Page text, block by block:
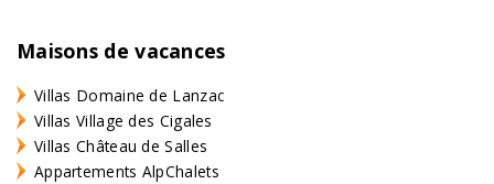
Maisons de vacances
Villas Domaine de Lanzac
Villas Village des Cigales
Villas Château de Salles
Appartements AlpChalets